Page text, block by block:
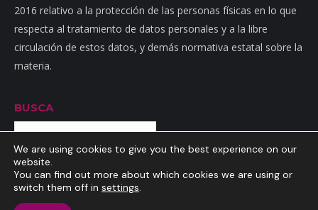
2016 relativo a la protección de las personas físicas en lo que
respecta al tratamiento de datos personales y a la libre
circulación de estos datos, y demás normativa estatal sobre la
materia.
BUSCA
Buscar
We are using cookies to give you the best experience on our
website.
You can find out more about which cookies we are using or
switch them off in settings.